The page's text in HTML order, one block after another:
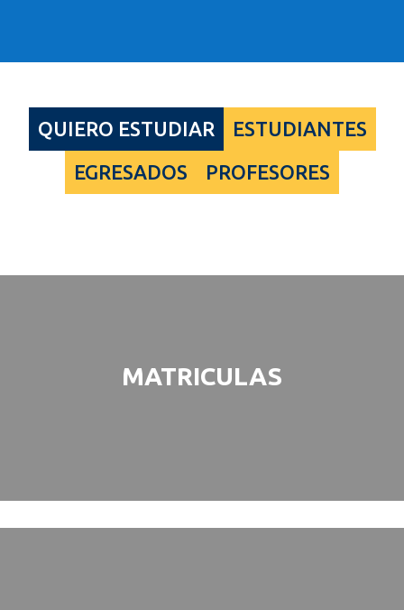
QUIERO ESTUDIAR
ESTUDIANTES
EGRESADOS
PROFESORES
MATRICULAS